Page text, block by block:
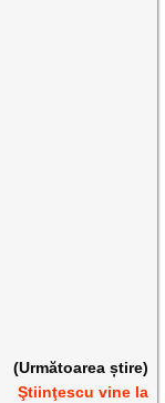
(Următoarea știre)
Ştiinţescu vine la